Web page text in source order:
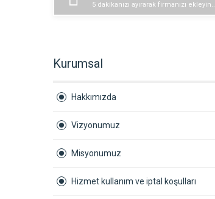
5 dakikanızı ayırarak firmanızı ekleyin..
Kurumsal
Hakkımızda
Vizyonumuz
Misyonumuz
Hizmet kullanım ve iptal koşulları